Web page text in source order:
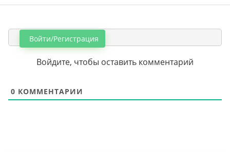
Войти/Регистрация
Войдите, чтобы оставить комментарий
0 КОММЕНТАРИИ